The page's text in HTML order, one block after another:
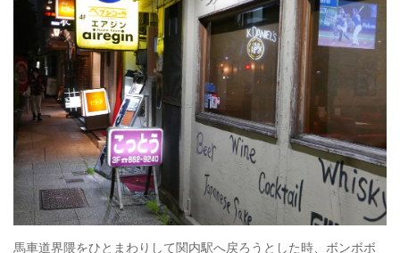
馬車道界隈をひとまわりして関内駅へ戻ろうとした時、ボンボボ